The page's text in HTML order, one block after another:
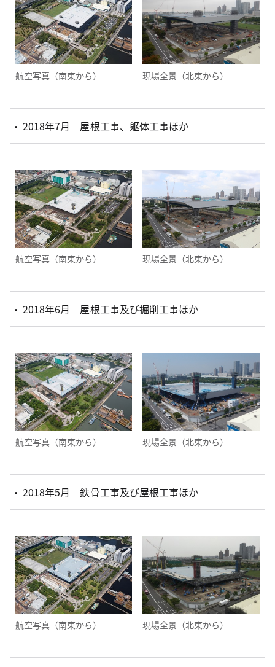
航空写真（南東から） 現場全景（北東から）
2018年7月 屋根工事、躯体工事ほか
航空写真（南東から） 現場全景（北東から）
2018年6月 屋根工事及び掘削工事ほか
航空写真（南東から） 現場全景（北東から）
2018年5月 鉄骨工事及び屋根工事ほか
航空写真（南東から） 現場全景（北東から）